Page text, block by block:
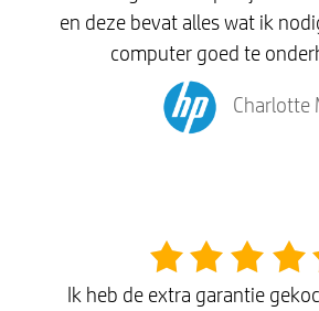
en deze bevat alles wat ik
computer goed te
Charlotte
Ik heb de extra garantie